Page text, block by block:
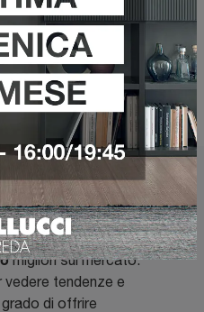
melaminico
i modelli diCucine
migliori sul mercato:
tendenze e
di offrire